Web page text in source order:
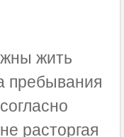
жить
пребывания
расторгая